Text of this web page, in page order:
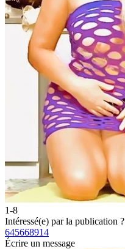
1-8
Intéressé(e) par la publication ?
645668914
Écrire un message